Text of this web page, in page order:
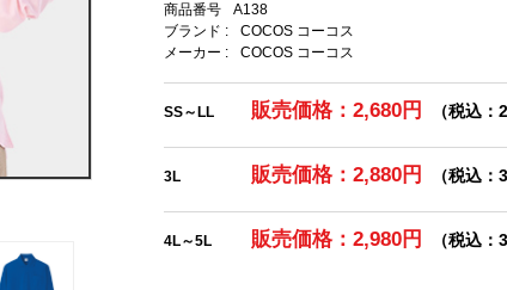
商品番号
A138
ブランド :
COCOS コーコス
メーカー :
COCOS コーコス
SS～LL 販売価格：2,680円 （税込：
3L 販売価格：2,880円 （税込：
4L～5L 販売価格：2,980円 （税込：